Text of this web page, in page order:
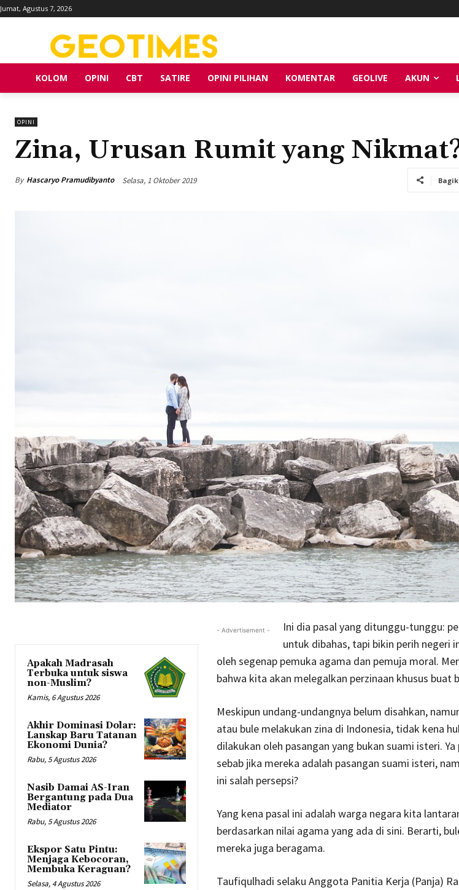
Jumat, Agustus 7, 2026
KOLOM OPINI CBT SATIRE OPINI PILIHAN KOMENTAR GEOLIVE AKUN
OPINI
Zina, Urusan Rumit yang
By Hascaryo Pramudibyanto Selasa, 1 Oktober 2019
Apakah Madrasah
Terbuka untuk siswa
non-Muslim?
Kamis, 6 Agustus 2026
Akhir Dominasi Dolar:
Lanskap Baru Tatanan
Ekonomi Dunia?
Rabu, 5 Agustus 2026
Nasib Damai AS-Iran
Bergantung pada Dua
Mediator
Rabu, 5 Agustus 2026
Ekspor Satu Pintu:
Menjaga Kebocoran,
Membuka Keraguan?
Selasa, 4 Agustus 2026
- Advertisement -
Ini dia pasal yang ditunggu-tunggu:
untuk dibahas, tapi bikin perih negeri
oleh segenap pemuka agama dan pemuja moral.
bahwa kita akan melegalkan perzinaan khusus buat
Meskipun undang-undangnya belum disahkan,
atau bule melakukan zina di Indonesia, tidak kena
dilakukan oleh pasangan yang bukan suami isteri.
sebab jika mereka adalah pasangan suami isteri,
ini salah persepsi?
Yang kena pasal ini adalah warga negara kita
berdasarkan nilai agama yang ada di sini. Berarti,
mereka juga beragama.
Taufiqulhadi selaku Anggota Panitia Kerja (Panja)